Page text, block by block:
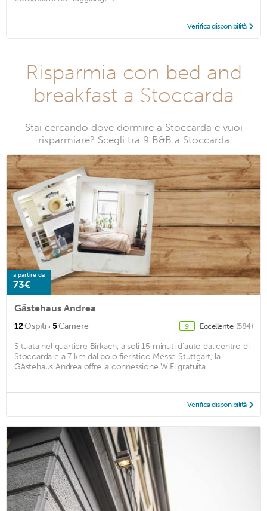
Verifica disponibilità
Risparmia con bed and
breakfast a Stoccarda
Stai cercando dove dormire a Stoccarda e vuoi
risparmiare? Scegli tra 9 B&B a Stoccarda
a partire da
73€
Gästehaus Andrea
12Ospiti · 5Camere 9 Eccellente (584)
Situata nel quartiere Birkach, a soli 15 minuti d'auto dal centro di
Stoccarda e a 7 km dal polo fieristico Messe Stuttgart, la
Gästehaus Andrea offre la connessione WiFi gratuita. ...
Verifica disponibilità